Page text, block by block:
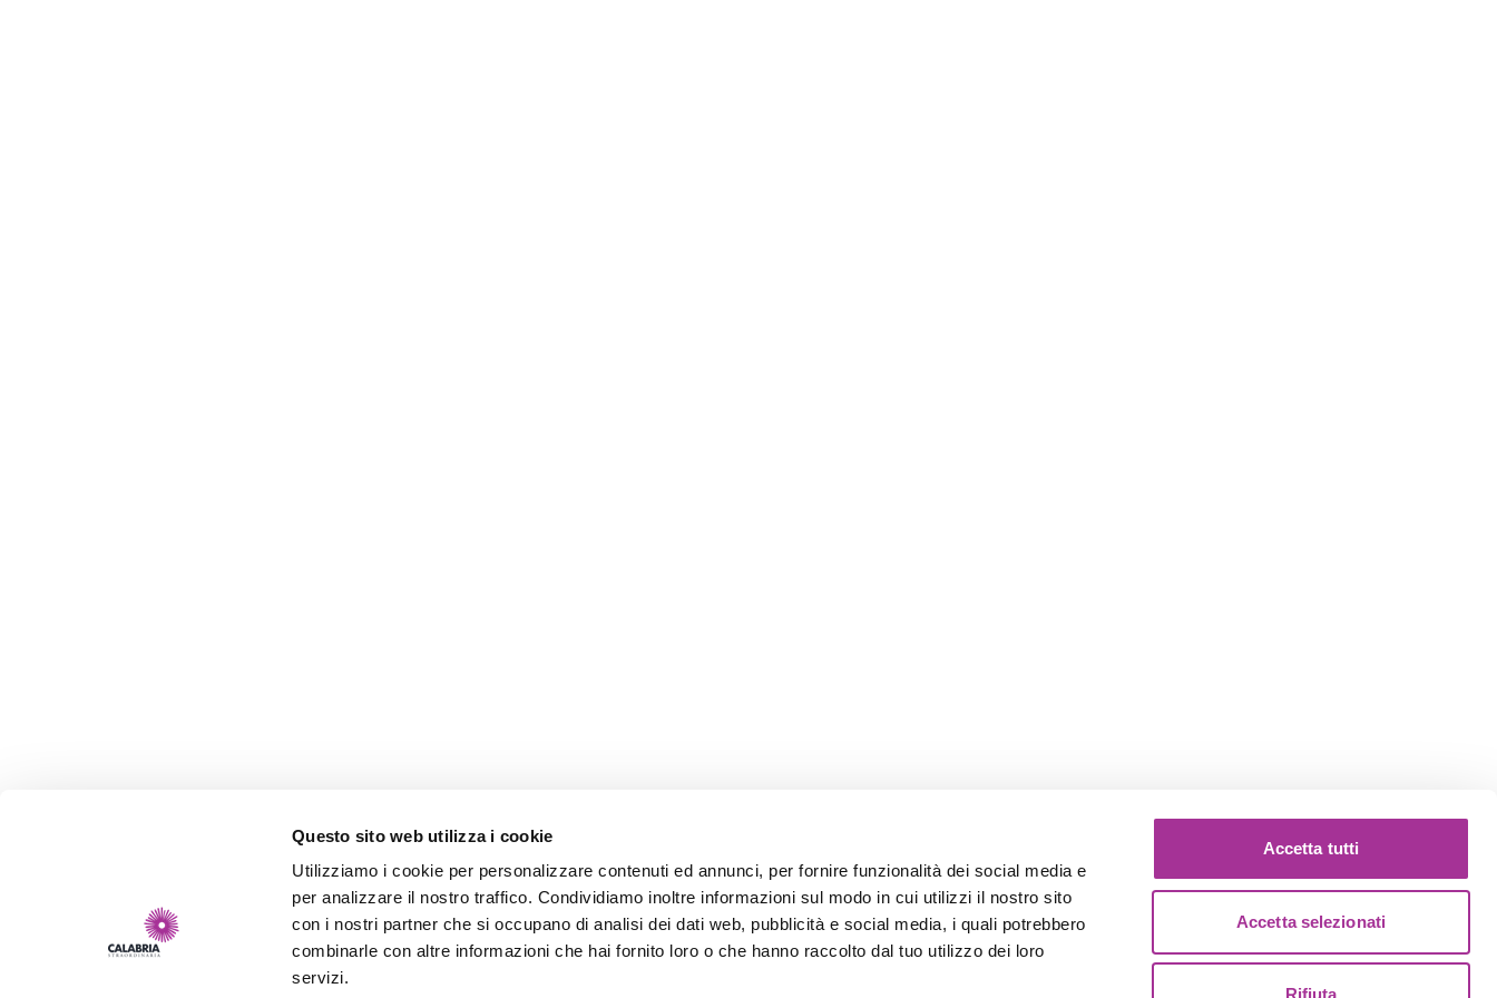
Questo sito web utilizza i cookie
Utilizziamo i cookie per personalizzare contenuti ed annunci, per fornire funzionalità dei social media e
per analizzare il nostro traffico. Condividiamo inoltre informazioni sul modo in cui utilizzi il nostro sito
con i nostri partner che si occupano di analisi dei dati web, pubblicità e social media, i quali potrebbero
combinarle con altre informazioni che hai fornito loro o che hanno raccolto dal tuo utilizzo dei loro
servizi.
Accetta tutti
Accetta selezionati
Rifiuta